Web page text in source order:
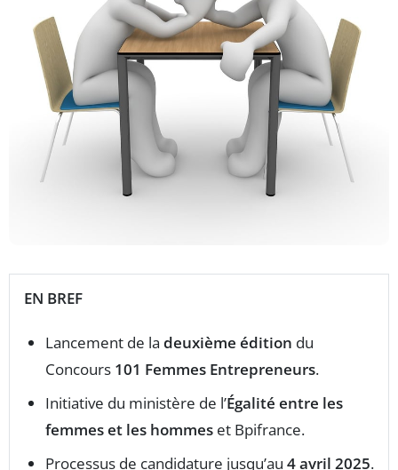
EN BREF
Lancement de la deuxième édition du
Concours 101 Femmes Entrepreneurs.
Initiative du ministère de l’Égalité entre les
femmes et les hommes et Bpifrance.
Processus de candidature jusqu’au 4 avril 2025.